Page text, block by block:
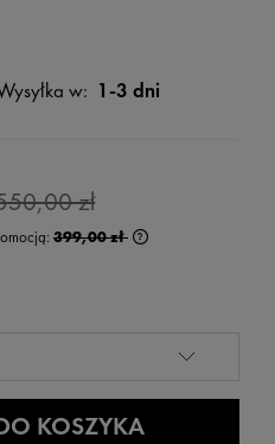
w: 1-3 dni
zł
399,00 zł
KOSZYKA